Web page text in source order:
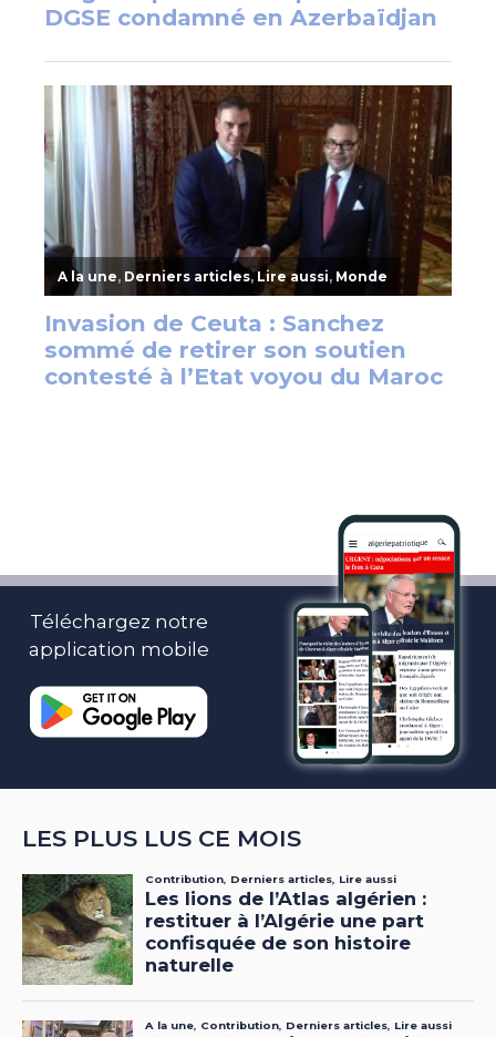
Téléchargez notre
application mobile
LES PLUS LUS CE MOIS